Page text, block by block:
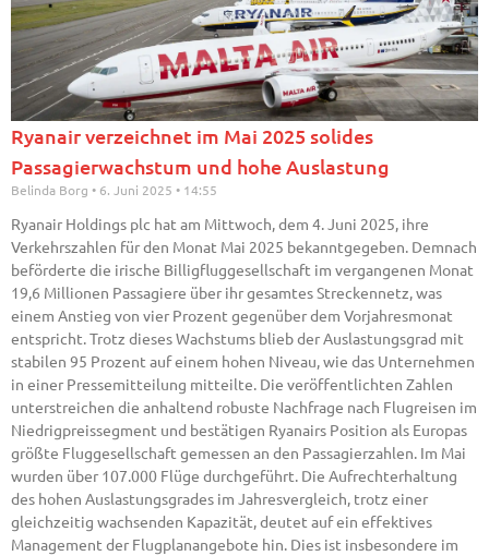
Ryanair verzeichnet im Mai 2025 solides
Passagierwachstum und hohe Auslastung
Belinda Borg 6. Juni 2025 14:55
Ryanair Holdings plc hat am Mittwoch, dem 4. Juni 2025, ihre
Verkehrszahlen für den Monat Mai 2025 bekanntgegeben. Demnach
beförderte die irische Billigfluggesellschaft im vergangenen Monat
19,6 Millionen Passagiere über ihr gesamtes Streckennetz, was
einem Anstieg von vier Prozent gegenüber dem Vorjahresmonat
entspricht. Trotz dieses Wachstums blieb der Auslastungsgrad mit
stabilen 95 Prozent auf einem hohen Niveau, wie das Unternehmen
in einer Pressemitteilung mitteilte. Die veröffentlichten Zahlen
unterstreichen die anhaltend robuste Nachfrage nach Flugreisen im
Niedrigpreissegment und bestätigen Ryanairs Position als Europas
größte Fluggesellschaft gemessen an den Passagierzahlen. Im Mai
wurden über 107.000 Flüge durchgeführt. Die Aufrechterhaltung
des hohen Auslastungsgrades im Jahresvergleich, trotz einer
gleichzeitig wachsenden Kapazität, deutet auf ein effektives
Management der Flugplanangebote hin. Dies ist insbesondere im